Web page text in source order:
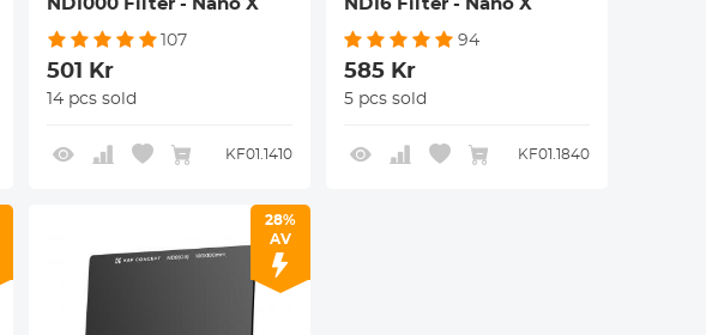
ND1000 Filter - Nano X
107
501 Kr
14 pcs sold
KF01.1410
ND16 Filter - Nano X
94
585 Kr
5 pcs sold
KF01.1840
28%
AV